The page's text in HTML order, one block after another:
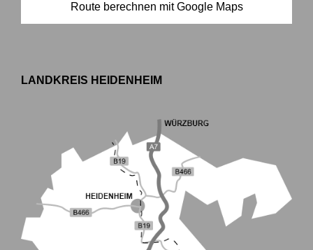
Route berechnen mit Google Maps
LANDKREIS HEIDENHEIM